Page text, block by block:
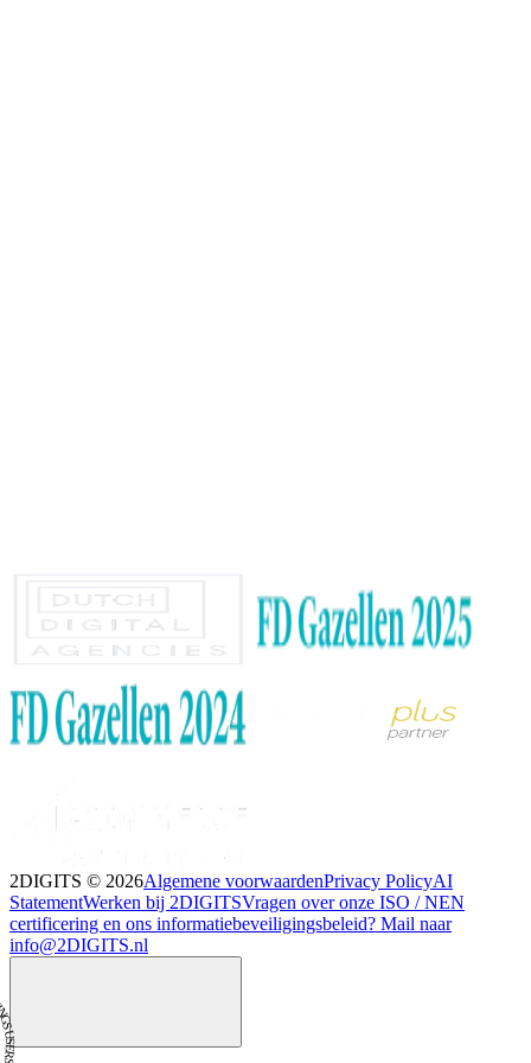
2DIGITS © 2026Algemene voorwaardenPrivacy PolicyAI
StatementWerken bij 2DIGITSVragen over onze ISO / NEN
certificering en ons informatiebeveiligingsbeleid? Mail naar
info@2DIGITS.nl